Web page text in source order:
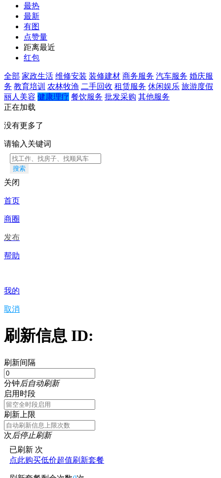
最热
最新
有图
点赞量
距离最近
红包
全部 家政生活 维修安装 装修建材 商务服务 汽车服务 婚庆服
务 教育培训 农林牧渔 二手回收 租赁服务 休闲娱乐 旅游度假
丽人美容 健康理疗 餐饮服务 批发采购 其他服务
正在加载
没有更多了
请输入关键词
搜索
关闭
首页
商圈
发布
帮助
我的
取消
刷新信息 ID:
刷新间隔
分钟后自动刷新
启用时段
刷新上限
次后停止刷新
已刷新 次
点此购买低价超值刷新套餐